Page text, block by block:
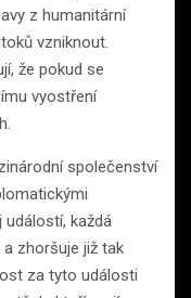
z humanitární
vzniknout.
že pokud se
vyostření
společenství
událostí, každá
zhoršuje již tak
za tyto události